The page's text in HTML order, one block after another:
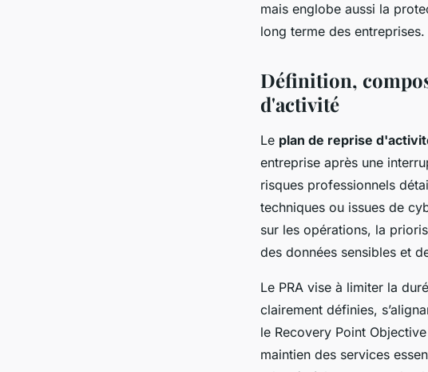
mais englobe aussi la
long terme des entreprises.
Définition,
d'activité
Le plan de reprise
entreprise après une
risques professionnels
techniques ou issues de
sur les opérations, la
des données sensibles et
Le PRA vise à limiter la
clairement définies,
le Recovery Point
maintien des services